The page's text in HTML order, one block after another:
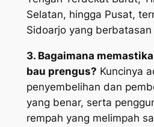
Selatan, hingga Pusat,
Sidoarjo yang berbatasan
3. Bagaimana
bau prengus? Kuncinya
penyembelihan dan
yang benar, serta
rempah yang melimpah